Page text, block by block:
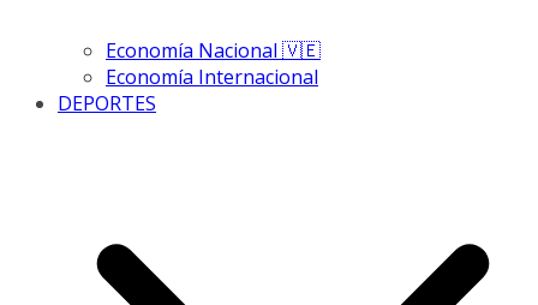
Economía Nacional 🇻🇪
Economía Internacional
DEPORTES